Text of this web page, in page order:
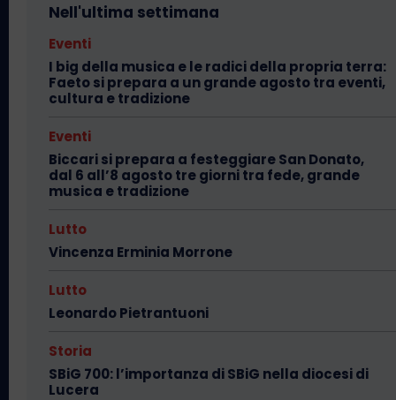
Nell'ultima settimana
Eventi
I big della musica e le radici della propria terra:
Faeto si prepara a un grande agosto tra eventi,
cultura e tradizione
Eventi
Biccari si prepara a festeggiare San Donato,
dal 6 all’8 agosto tre giorni tra fede, grande
musica e tradizione
Lutto
Vincenza Erminia Morrone
Lutto
Leonardo Pietrantuoni
Storia
SBiG 700: l’importanza di SBiG nella diocesi di
Lucera